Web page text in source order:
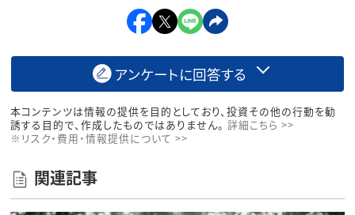
アンケートに回答する
本コンテンツは情報の提供を目的としており、投資その他の行動を勧
誘する目的で、作成したものではありません。 詳細こちら >>
※リスク・費用・情報提供について >>
関連記事